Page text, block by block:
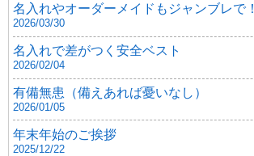
名入れやオーダーメイドもジャンブレで！
2026/03/30
名入れで差がつく安全ベスト
2026/02/04
有備無患（備えあれば憂いなし）
2026/01/05
年末年始のご挨拶
2025/12/22